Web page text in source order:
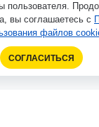
пользователя.
вы соглашаетесь с
файлов
СОГЛАСИТЬСЯ